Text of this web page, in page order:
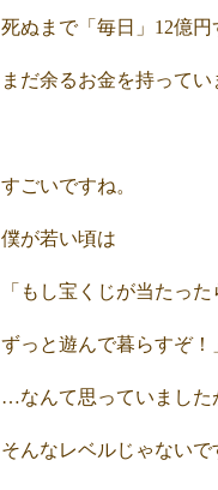
死ぬまで「毎日」12億円
まだ余るお金を持ってい
すごいですね。
僕が若い頃は
「もし宝くじが当たった
ずっと遊んで暮らすぞ！
…なんて思っていました
そんなレベルじゃないで